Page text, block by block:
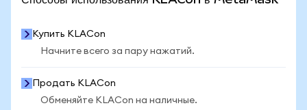
Купить KLACon
Начните всего за пару нажатий.
Продать KLACon
Обменяйте KLACon на наличные.